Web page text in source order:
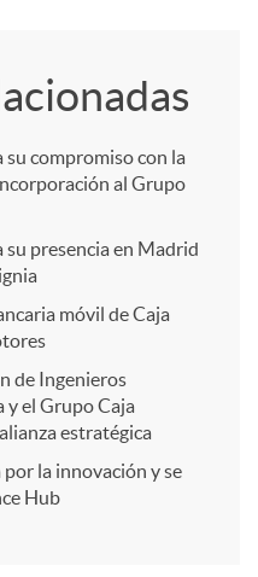
compromiso con la
al Grupo
presencia en Madrid
móvil de Caja
de Ingenieros
y el Grupo Caja
estratégica
la innovación y se
Hub